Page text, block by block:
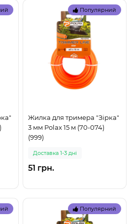
Популярний
Жилка для тримера "Зірка"
3 мм Polax 15 м (70-074)
(999)
Доставка 1-3 дні
51 грн.
Популярний